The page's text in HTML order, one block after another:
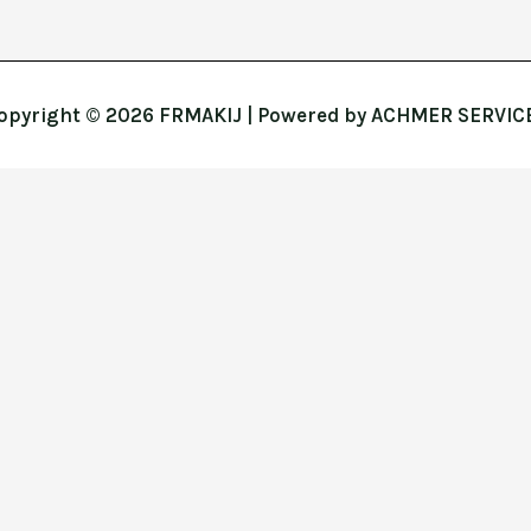
© 2026 FRMAKIJ | Powered by ACHMER